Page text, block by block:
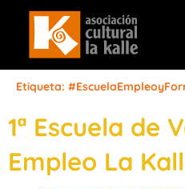
Etiqueta:
1ª Escuela de
Empleo La